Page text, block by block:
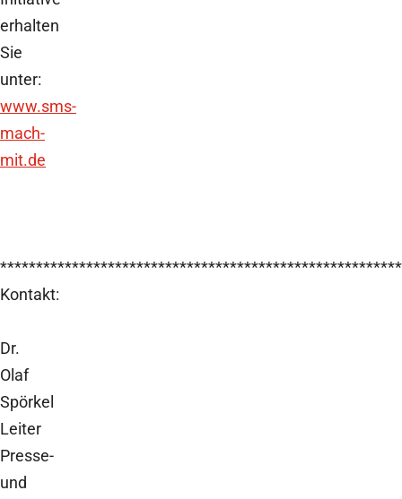
erhalten
Sie
unter:
www.sms-
mach-
mit.de
Kontakt:
Dr.
Olaf
Spörkel
Leiter
Presse-
und